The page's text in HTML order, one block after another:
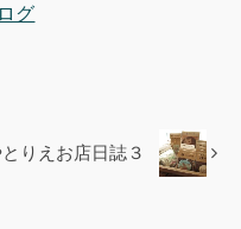
グ
りえお店日誌３